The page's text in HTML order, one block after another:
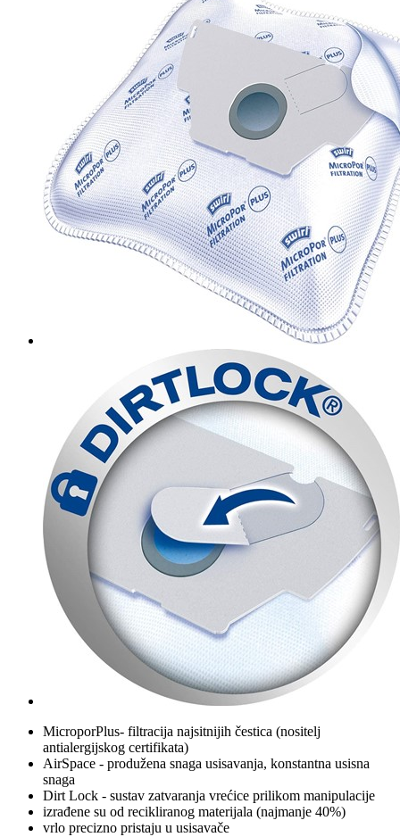
MicroporPlus- filtracija najsitnijih čestica (nositelj
antialergijskog certifikata)
AirSpace - produžena snaga usisavanja, konstantna usisna
snaga
Dirt Lock - sustav zatvaranja vrećice prilikom manipulacije
izrađene su od recikliranog materijala (najmanje 40%)
vrlo precizno pristaju u usisavače